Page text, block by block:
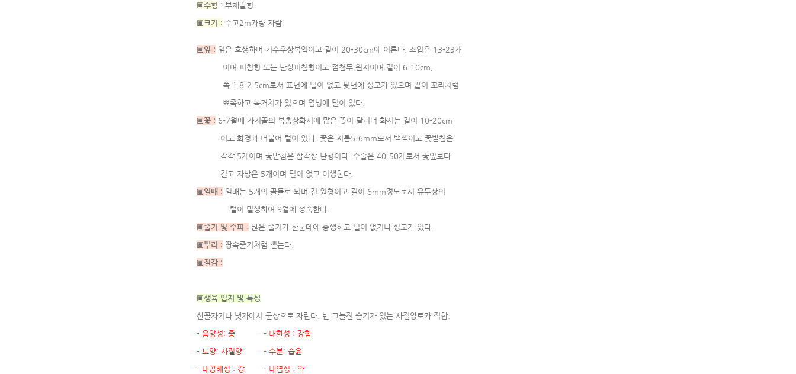
▣수형 : 부채꼴형
▣크기 : 수고2m가량 자람
▣잎 : 잎은 호생하며 기수우상복엽이고 길이 20-30cm에 이른다. 소엽은 13-23개
이며 피침형 또는 난상피침형이고 점첨두,원저이며 길이 6-10cm,
폭 1.8-2.5cm로서 표면에 털이 없고 뒷면에 성모가 있으며 끝이 꼬리처럼
뾰족하고 복거치가 있으며 엽병에 털이 있다.
▣꽃 : 6-7월에 가지끝의 복총상화서에 많은 꽃이 달리며 화서는 길이 10-20cm
이고 화경과 더불어 털이 있다. 꽃은 지름5-6mm로서 백색이고 꽃받침은
각각 5개이며 꽃받침은 삼각상 난형이다. 수술은 40-50개로서 꽃잎보다
길고 자방은 5개이며 털이 없고 이생한다.
▣열매 : 열매는 5개의 골돌로 되며 긴 원형이고 길이 6mm정도로서 유두상의
털이 밀생하여 9월에 성숙한다.
▣줄기 및 수피 : 많은 줄기가 한군데에 총생하고 털이 없거나 성모가 있다.
▣뿌리 : 땅속줄기처럼 뻗는다.
▣질감 :
▣생육 입지 및 특성
산꼴자기나 냇가에서 군상으로 자란다. 반 그늘진 습기가 있는 사질양토가 적합.
- 음양성: 중 - 내한성 : 강함
- 토양: 사질양 - 수분: 습윤
- 내공해성 : 강 - 내염성 : 약